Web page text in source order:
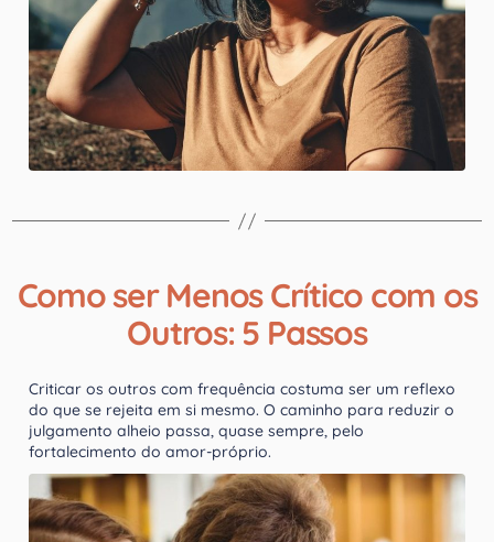
Como ser Menos Crítico com os
Outros: 5 Passos
Criticar os outros com frequência costuma ser um reflexo
do que se rejeita em si mesmo. O caminho para reduzir o
julgamento alheio passa, quase sempre, pelo
fortalecimento do amor-próprio.